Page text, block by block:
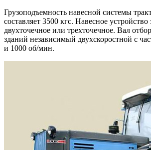
Грузоподъемность навесной системы
составляет 3500 кгс. Навесное устройство
двухточечное или трехточечное. Вал
зданий независимый двухскоростной с
и 1000 об/мин.